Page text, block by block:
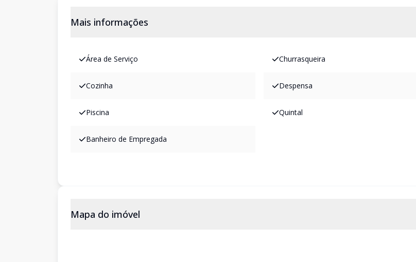
Mais informações
Área de Serviço Churrasqueira
Cozinha Despensa
Piscina Quintal
Banheiro de Empregada
Mapa do imóvel